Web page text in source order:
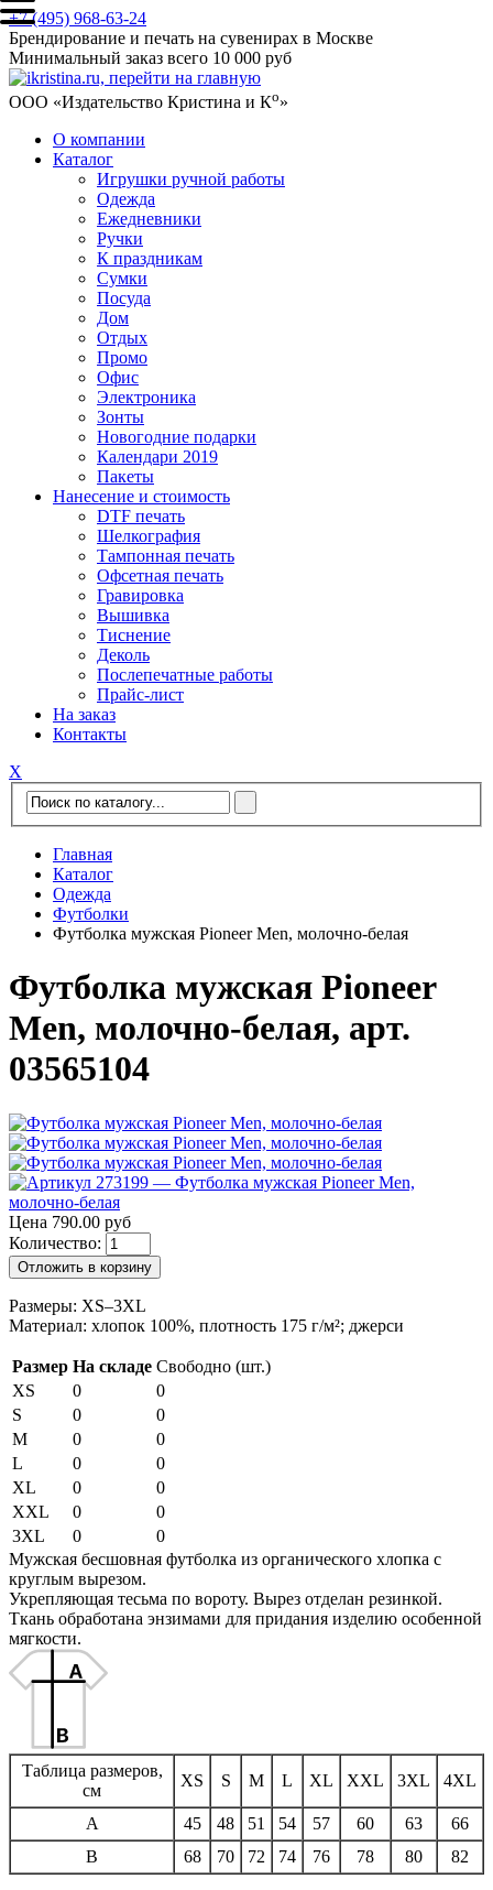
+7 (495) 968-63-24
Брендирование и печать на сувенирах в Москве
Минимальный заказ всего 10 000 руб
ООО «Издательство Кристина и Ко»
О компании
Каталог
Игрушки ручной работы
Одежда
Ежедневники
Ручки
К праздникам
Сумки
Посуда
Дом
Отдых
Промо
Офис
Электроника
Зонты
Новогодние подарки
Календари 2019
Пакеты
Нанесение и стоимость
DTF печать
Шелкография
Тампонная печать
Офсетная печать
Гравировка
Вышивка
Тиснение
Деколь
Послепечатные работы
Прайс-лист
На заказ
Контакты
Х
Главная
Каталог
Одежда
Футболки
Футболка мужская Pioneer Men, молочно-белая
Футболка мужская Pioneer
Men, молочно-белая, арт.
03565104
Цена 790.00 руб
Количество:
Отложить в корзину
Размеры: XS–3XL
Материал: хлопок 100%, плотность 175 г/м²; джерси
Размер На складе Свободно (шт.)
XS
0
0
S
0
0
M
0
0
L
0
0
XL
0
0
XXL
0
0
3XL
0
0
Мужская бесшовная футболка из органического хлопка с
круглым вырезом.
Укрепляющая тесьма по вороту. Вырез отделан резинкой.
Ткань обработана энзимами для придания изделию особенной
мягкости.
Таблица размеров,
см
XS S M L XL XXL 3XL 4XL
A 45 48 51 54 57 60 63
66
B
68 70 72 74 76 78 80 82